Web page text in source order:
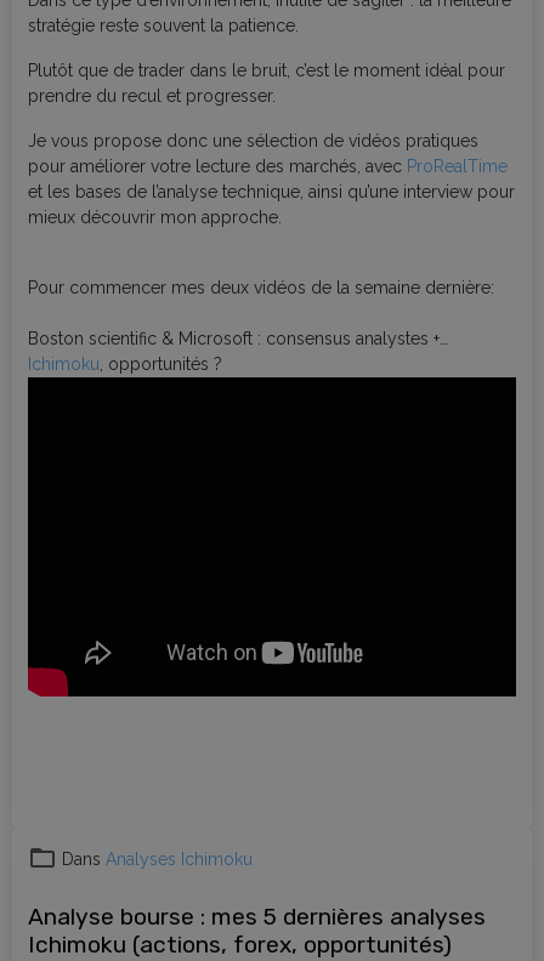
stratégie reste souvent la patience.
Plutôt que de trader dans le bruit, c’est le moment idéal pour
prendre du recul et progresser.
Je vous propose donc une sélection de vidéos pratiques
pour améliorer votre lecture des marchés, avec ProRealTime
et les bases de l’analyse technique, ainsi qu’une interview pour
mieux découvrir mon approche.
Pour commencer mes deux vidéos de la semaine dernière:
Boston scientific & Microsoft : consensus analystes +
Ichimoku , opportunités ?
Dans Analyses Ichimoku
Analyse bourse : mes 5 dernières analyses
Ichimoku (actions, forex, opportunités)